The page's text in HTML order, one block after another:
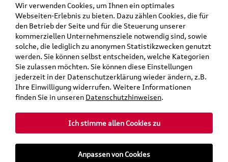
Wir verwenden Cookies, um Ihnen ein optimales
Webseiten-Erlebnis zu bieten. Dazu zählen Cookies, die für
den Betrieb der Seite und für die Steuerung unserer
kommerziellen Unternehmensziele notwendig sind, sowie
solche, die lediglich zu anonymen Statistikzwecken genutzt
werden. Sie können selbst entscheiden, welche Kategorien
Sie zulassen möchten. Sie können diese Einstellungen
jederzeit in der Datenschutzerklärung wieder ändern, z.B.
Ihre Einwilligung widerrufen. Weitere Informationen
finden Sie in unseren Datenschutzhinweisen.
Ich stimme allen Cookies zu
Anpassen von Cookies